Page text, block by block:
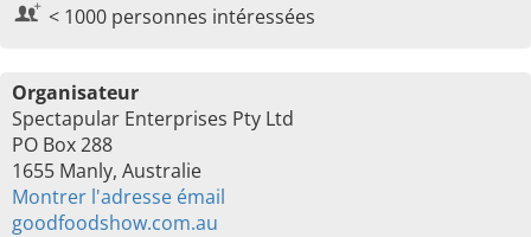
< 1000 personnes intéressées
Organisateur
Spectapular Enterprises Pty Ltd
PO Box 288
1655 Manly, Australie
Montrer l'adresse émail
goodfoodshow.com.au